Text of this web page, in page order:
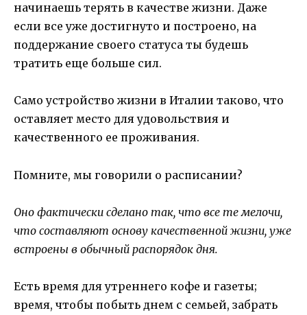
начинаешь терять в качестве жизни. Даже
если все уже достигнуто и построено, на
поддержание своего статуса ты будешь
тратить еще больше сил.
Само устройство жизни в Италии таково, что
оставляет место для удовольствия и
качественного ее проживания.
Помните, мы говорили о расписании?
Оно фактически сделано так, что все те мелочи,
что составляют основу качественной жизни, уже
встроены в обычный распорядок дня.
Есть время для утреннего кофе и газеты;
время, чтобы побыть днем с семьей, забрать